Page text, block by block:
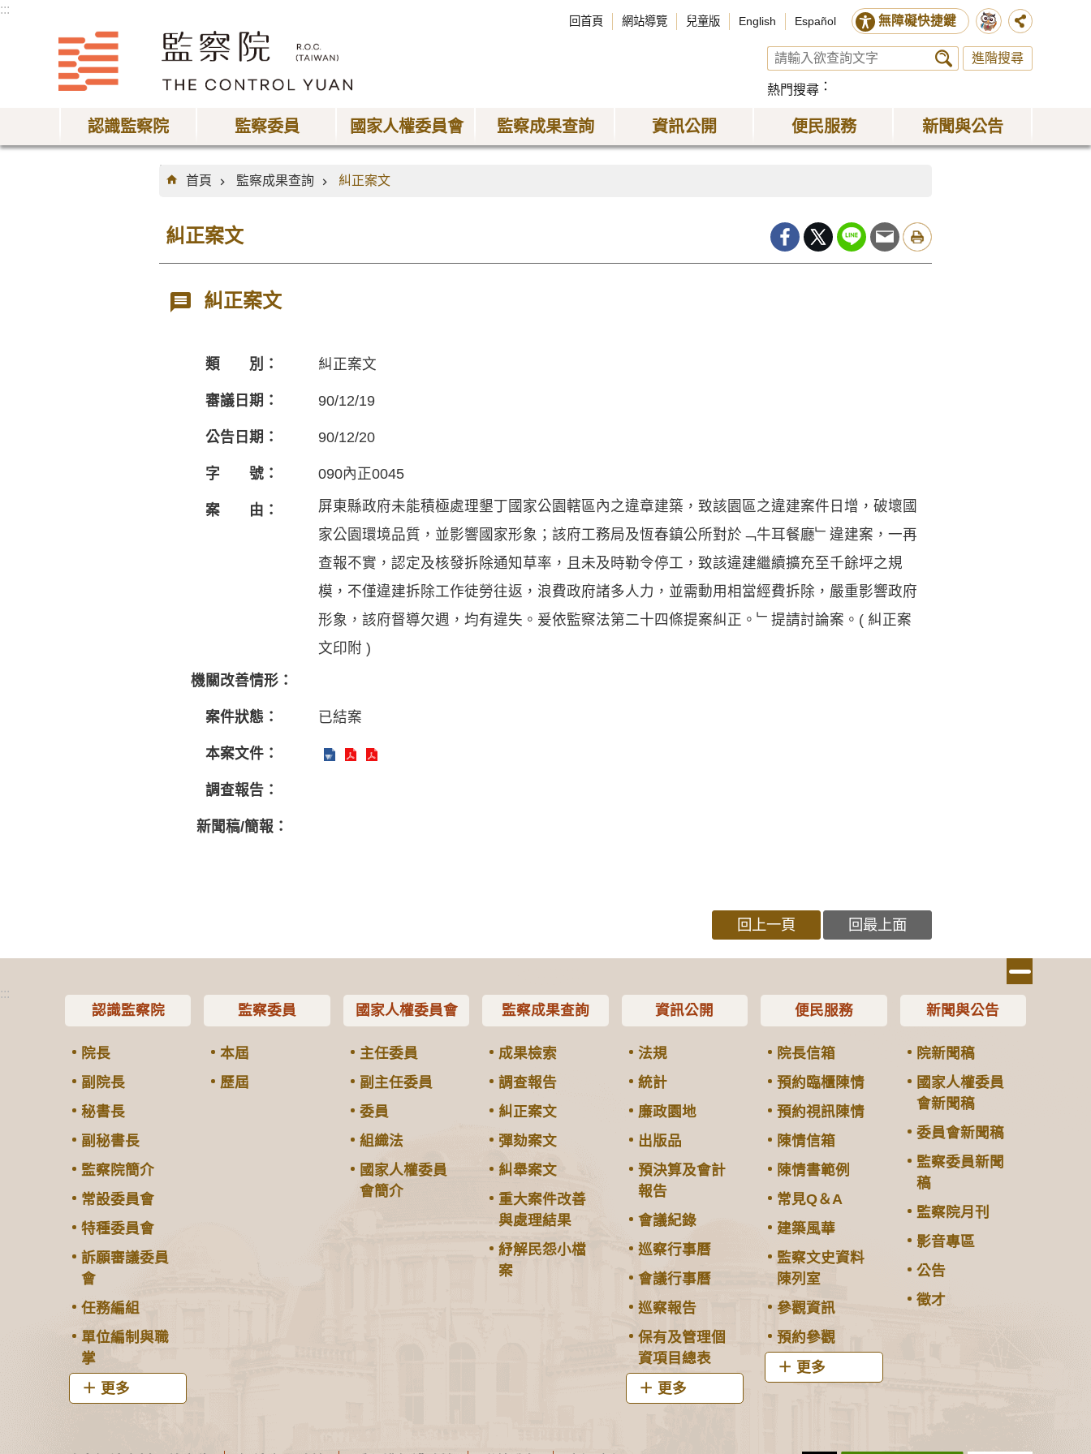
:::
回首頁 網站導覽 兒童版 English Español 無障礙快捷鍵
進階搜尋
熱門搜尋
認識監察院 監察委員 國家人權委員會 監察成果查詢 資訊公開 便民服務 新聞與公告
:::
首頁
監察成果查詢 糾正案文
糾正案文
糾正案文
類 別： 糾正案文
審議日期： 90/12/19
公告日期： 90/12/20
字 號： 090內正0045
案 由：
屏東縣政府未能積極處理墾丁國家公園轄區內之違章建築，致該園區之違建案件日增，破壞國
家公園環境品質，並影響國家形象；該府工務局及恆春鎮公所對於﹁牛耳餐廳﹂違建案，一再
查報不實，認定及核發拆除通知草率，且未及時勒令停工，致該違建繼續擴充至千餘坪之規
模，不僅違建拆除工作徒勞往返，浪費政府諸多人力，並需動用相當經費拆除，嚴重影響政府
形象，該府督導欠週，均有違失。爰依監察法第二十四條提案糾正。﹂提請討論案。( 糾正案
文印附 )
機關改善情形：
案件狀態： 已結案
本案文件：
調查報告：
新聞稿/簡報：
回上一頁 回最上面
:::
認識監察院
院長
副院長
秘書長
副秘書長
監察院簡介
常設委員會
特種委員會
訴願審議委員
會
任務編組
單位編制與職
掌
更多
監察委員
本屆
歷屆
國家人權委員會
主任委員
副主任委員
委員
組織法
國家人權委員
會簡介
監察成果查詢
成果檢索
調查報告
糾正案文
彈劾案文
糾舉案文
重大案件改善
與處理結果
紓解民怨小檔
案
資訊公開
法規
統計
廉政園地
出版品
預決算及會計
報告
會議紀錄
巡察行事曆
會議行事曆
巡察報告
保有及管理個
資項目總表
更多
便民服務
院長信箱
預約臨櫃陳情
預約視訊陳情
陳情信箱
陳情書範例
常見Q＆A
建築風華
監察文史資料
陳列室
參觀資訊
預約參觀
更多
新聞與公告
院新聞稿
國家人權委員
會新聞稿
委員會新聞稿
監察委員新聞
稿
監察院月刊
影音專區
公告
徵才